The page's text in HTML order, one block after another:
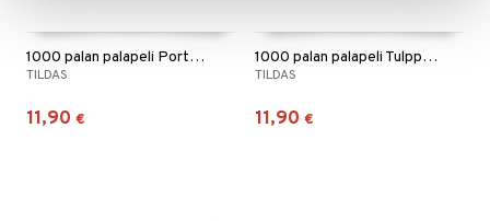
1000 palan palapeli Porto Venete, Italia
TILDAS
11,90 €
1000 palan palapeli Tulppaanimeri
TILDAS
11,90 €